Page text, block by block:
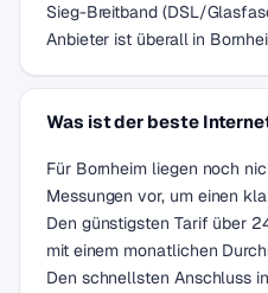
Sieg-Breitband (DSL/
Anbieter ist überall in
Was ist der beste
Für Bornheim liegen noch
Messungen vor, um einen
Den günstigsten Tarif über
mit einem monatlichen
Den schnellsten Anschluss